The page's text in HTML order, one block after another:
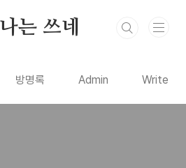
는 쓰네
방명록 Admin Write